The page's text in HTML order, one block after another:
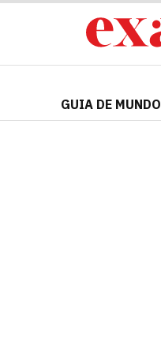
GUIA DE MUNDO